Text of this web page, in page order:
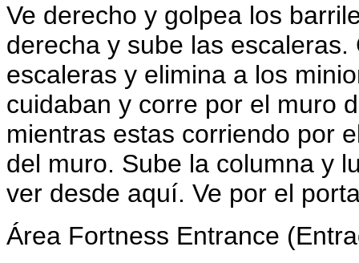
Ve derecho y golpea los
derecha y sube las
escaleras y elimina a los
cuidaban y corre por el muro
mientras estas corriendo por
del muro. Sube la columna y
ver desde aquí. Ve por el
Área Fortness Entrance